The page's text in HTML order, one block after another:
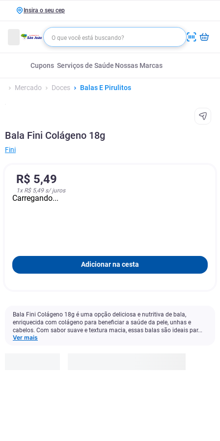
Insira o seu cep
Cupons Serviços de Saúde Nossas Marcas
Mercado Doces Balas E Pirulitos
Bala Fini Colágeno 18g
Fini
R$ 5,49
1x R$ 5,49s/ juros
Carregando...
Adicionar na cesta
Bala Fini Colágeno 18g é uma opção deliciosa e nutritiva de bala,
enriquecida com colágeno para beneficiar a saúde da pele, unhas e
cabelos. Com sabor suave e textura macia, essas balas são ideais par...
Ver mais